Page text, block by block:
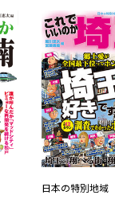
日本の特別地域